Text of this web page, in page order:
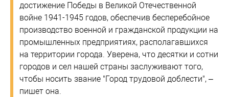
достижение Победы в Великой Отечественной
войне 1941-1945 годов, обеспечив бесперебойное
производство военной и гражданской продукции на
промышленных предприятиях, располагавшихся
на территории города. Уверена, что десятки и сотни
городов и сел нашей страны заслуживают того,
чтобы носить звание "Город трудовой доблести", –
пишет она.